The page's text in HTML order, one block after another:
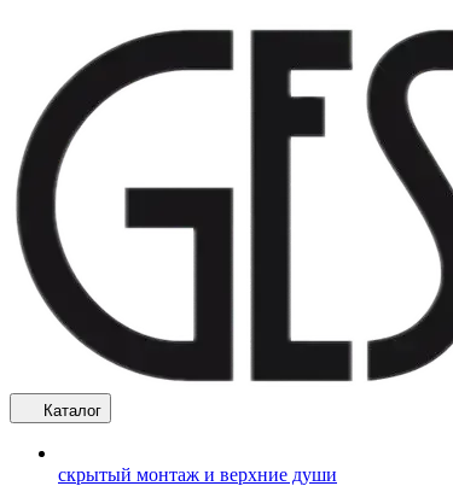
Каталог
скрытый монтаж и верхние души